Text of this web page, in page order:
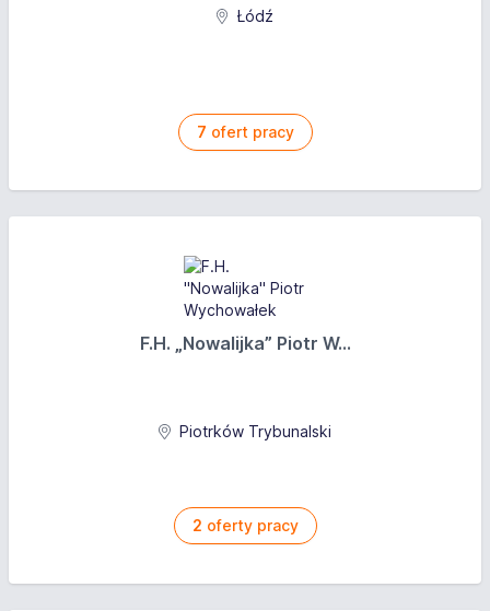
Łódź
7 ofert pracy
F.H. „Nowalijka” Piotr W...
Piotrków Trybunalski
2 oferty pracy